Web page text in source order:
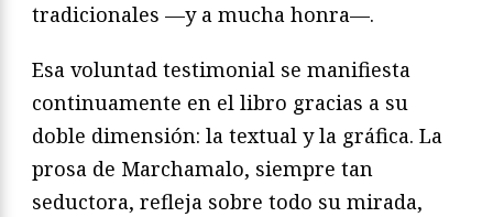
tradicionales —y a mucha honra—.
Esa voluntad testimonial se manifiesta
continuamente en el libro gracias a su
doble dimensión: la textual y la gráfica. La
prosa de Marchamalo, siempre tan
seductora, refleja sobre todo su mirada,